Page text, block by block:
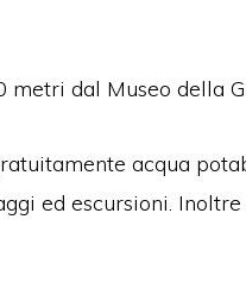
dal Museo della
acqua
ed escursioni. Inoltre